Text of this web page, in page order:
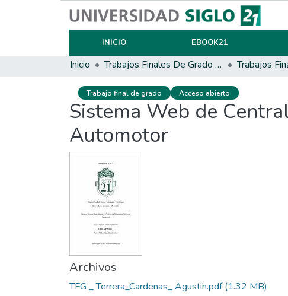
INICIO EBOOK21
Inicio Trabajos Finales De Grado Y Posgrado Trabajos
Trabajo final de grado Acceso abierto
Sistema Web de
Automotor
Archivos
TFG _ Terrera_Cardenas_ Agustin.pdf(1.32 MB)